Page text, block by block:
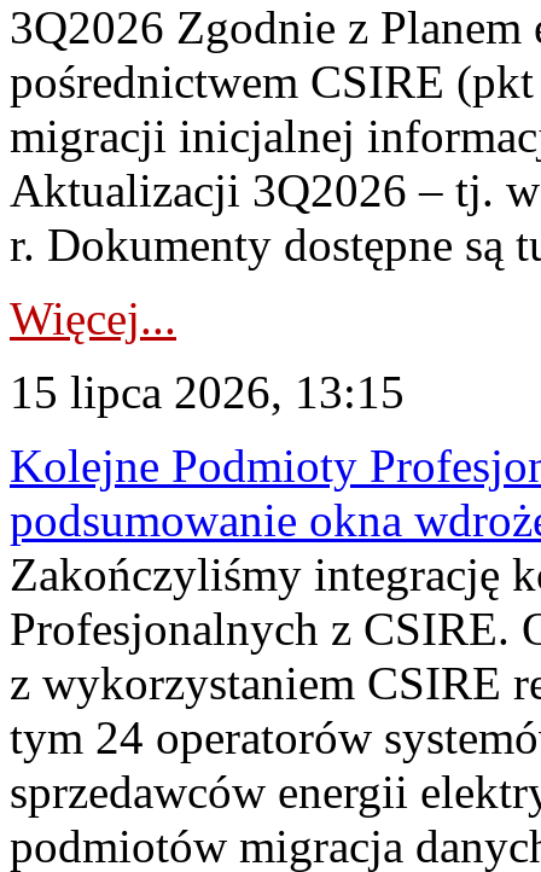
3Q2026 Zgodnie z
pośrednictwem CSIRE
migracji inicjalnej
Aktualizacji 3Q2026 – tj.
r. Dokumenty dostępne są
Więcej...
15 lipca 2026, 13:15
Kolejne Podmioty
podsumowanie okna
Zakończyliśmy integrację
Profesjonalnych z CSIRE.
z wykorzystaniem CSIRE
tym 24 operatorów
sprzedawców energii
podmiotów migracja